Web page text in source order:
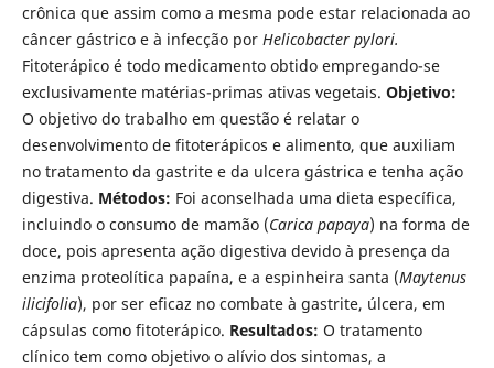
crônica que assim como a mesma pode estar relacionada ao
câncer gástrico e à infecção por Helicobacter pylori.
Fitoterápico é todo medicamento obtido empregando-se
exclusivamente matérias-primas ativas vegetais. Objetivo:
O objetivo do trabalho em questão é relatar o
desenvolvimento de fitoterápicos e alimento, que auxiliam
no tratamento da gastrite e da ulcera gástrica e tenha ação
digestiva. Métodos: Foi aconselhada uma dieta específica,
incluindo o consumo de mamão (Carica papaya) na forma de
doce, pois apresenta ação digestiva devido à presença da
enzima proteolítica papaína, e a espinheira santa (Maytenus
ilicifolia), por ser eficaz no combate à gastrite, úlcera, em
cápsulas como fitoterápico. Resultados: O tratamento
clínico tem como objetivo o alívio dos sintomas, a